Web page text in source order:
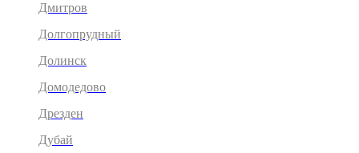
Дмитров
Долгопрудный
Долинск
Домодедово
Дрезден
Дубай